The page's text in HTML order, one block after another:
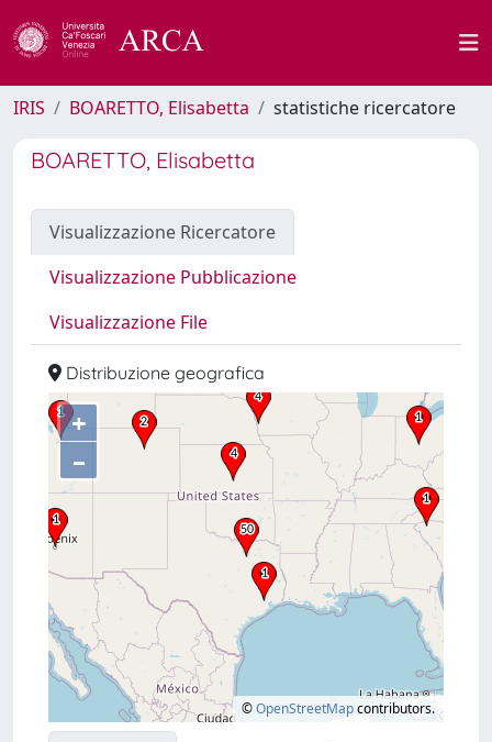
IRIS BOARETTO, Elisabetta statistiche ricercatore
BOARETTO, Elisabetta
Visualizzazione Ricercatore
Visualizzazione Pubblicazione
Visualizzazione File
Distribuzione geografica
+
–
©OpenStreetMapcontributors.